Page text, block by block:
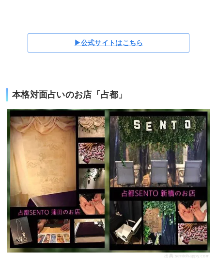
▶公式サイトはこちら
本格対面占いのお店「占都」
出典: sentohappy.com